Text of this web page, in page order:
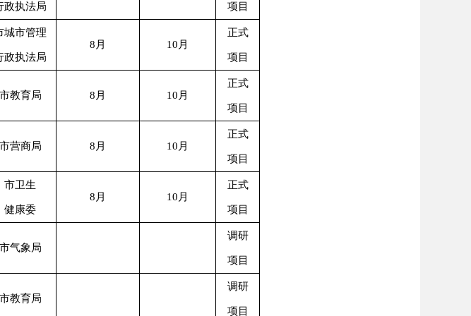
政执法局 项目
城市管理
政执法局
8月 10月
正式
项目
市教育局 8月 10月
正式
项目
市营商局 8月 10月
正式
项目
市卫生
健康委
8月 10月
正式
项目
市气象局
调研
项目
市教育局
调研
项目